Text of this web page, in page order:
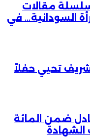
مقالات
السودانية… في
تحيي حفلاً
ضمن المائة
الشهادة